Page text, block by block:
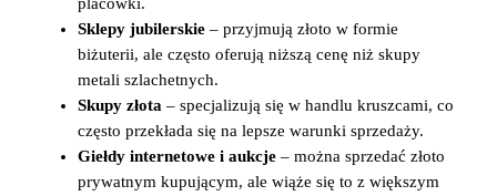
Sklepy jubilerskie – przyjmują złoto w formie
biżuterii, ale często oferują niższą cenę niż skupy
metali szlachetnych.
Skupy złota – specjalizują się w handlu kruszcami, co
często przekłada się na lepsze warunki sprzedaży.
Giełdy internetowe i aukcje – można sprzedać złoto
prywatnym kupującym, ale wiąże się to z większym